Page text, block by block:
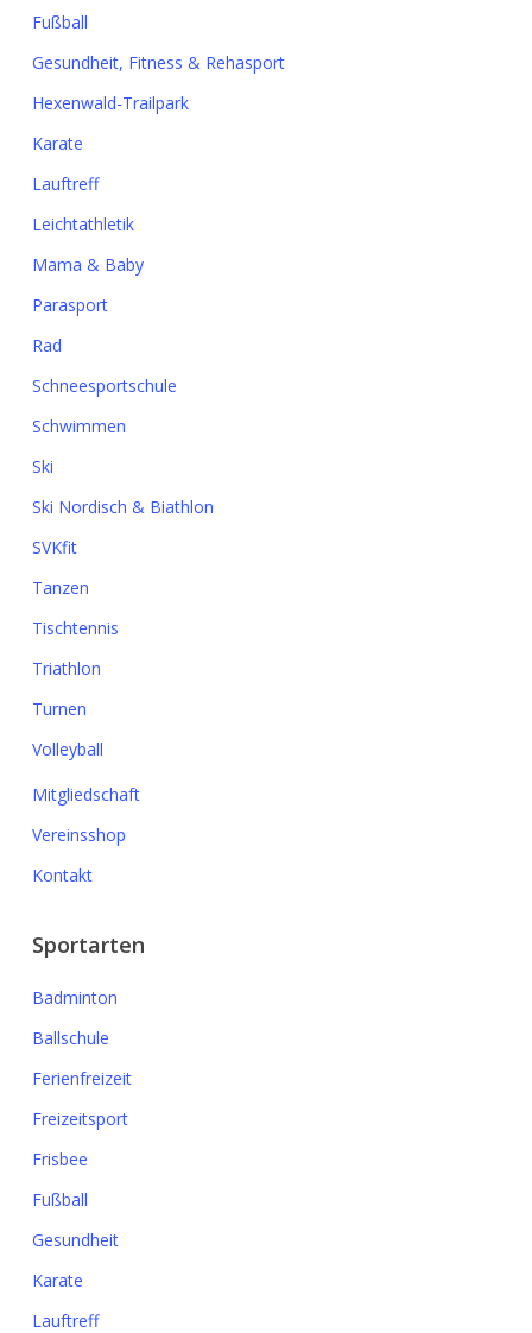
Fußball
Gesundheit, Fitness & Rehasport
Hexenwald-Trailpark
Karate
Lauftreff
Leichtathletik
Mama & Baby
Parasport
Rad
Schneesportschule
Schwimmen
Ski
Ski Nordisch & Biathlon
SVKfit
Tanzen
Tischtennis
Triathlon
Turnen
Volleyball
Mitgliedschaft
Vereinsshop
Kontakt
Sportarten
Badminton
Ballschule
Ferienfreizeit
Freizeitsport
Frisbee
Fußball
Gesundheit
Karate
Lauftreff